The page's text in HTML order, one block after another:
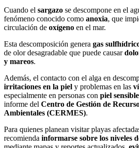
Cuando el sargazo se descompone en el
fenómeno conocido como anoxia, que
circulación de oxígeno en el mar.
Esta descomposición genera gas
de olor desagradable que puede causar
y mareos.
Además, el contacto con el alga en
irritaciones en la piel y problemas en las
especialmente en personas con piel
informe del Centro de Gestión de
Ambientales (CERMES).
Para quienes planean visitar playas
recomienda informarse sobre los niveles